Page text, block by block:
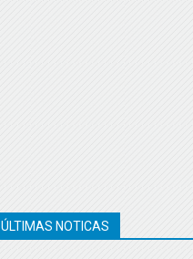
ÚLTIMAS NOTICAS